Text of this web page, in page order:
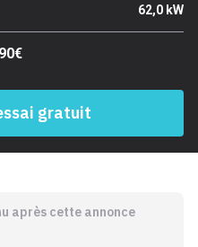
62,0 kW
gratuit
après cette annonce